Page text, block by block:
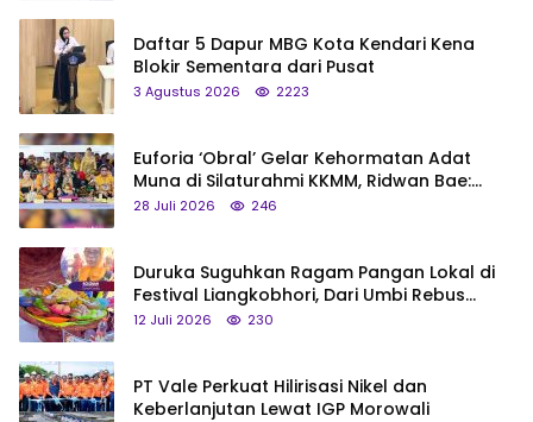
Daftar 5 Dapur MBG Kota Kendari Kena
Blokir Sementara dari Pusat
3 Agustus 2026 2223
Euforia ‘Obral’ Gelar Kehormatan Adat
Muna di Silaturahmi KKMM, Ridwan Bae:
Saya Bukan Tipe Begitu, Belum Pantas!
28 Juli 2026 246
Duruka Suguhkan Ragam Pangan Lokal di
Festival Liangkobhori, Dari Umbi Rebus
hingga Tumpeng Beras Muna
12 Juli 2026 230
PT Vale Perkuat Hilirisasi Nikel dan
Keberlanjutan Lewat IGP Morowali